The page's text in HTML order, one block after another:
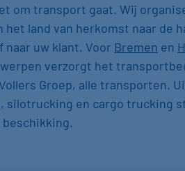
om transport gaat. Wij
het land van herkomst naar de
naar uw klant. Voor Bremen en
verzorgt het
Groep, alle transporten.
en cargo trucking